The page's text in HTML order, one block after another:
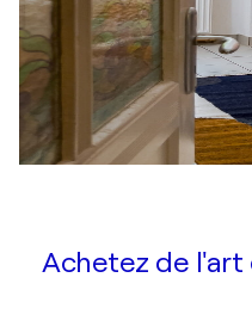
Achetez de